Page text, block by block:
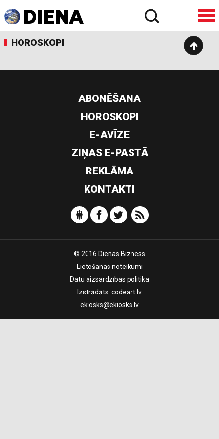
HOROSKOPI
ABONĒŠANA
HOROSKOPI
E-AVĪZE
ZIŅAS E-PASTĀ
REKLĀMA
KONTAKTI
© 2016 Dienas Bizness
Lietošanas noteikumi
Datu aizsardzības politika
Izstrādāts: codeart.lv
ekiosks@ekiosks.lv